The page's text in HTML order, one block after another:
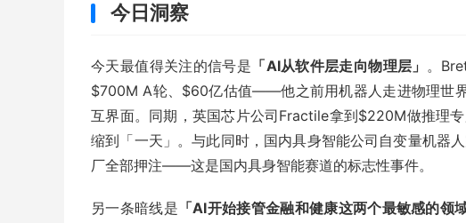
今日洞察
今天最值得关注的信号是 「AI从软件层走向物理层」 。
$700M A轮、$60亿估值——他之前用机器人走进物理世
互界面。同期，英国芯片公司Fractile拿到$220M做推理
缩到「一天」。与此同时，国内具身智能公司自变量机器
厂全部押注——这是国内具身智能赛道的标志性事件。
另一条暗线是 「AI开始接管金融和健康这两个最敏感的领域